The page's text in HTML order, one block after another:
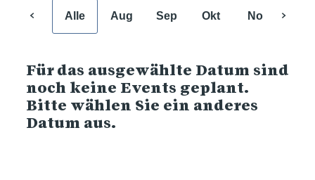
Alle Aug Sep Okt Nov
Für das ausgewählte Datum sind
noch keine Events geplant.
Bitte wählen Sie ein anderes
Datum aus.